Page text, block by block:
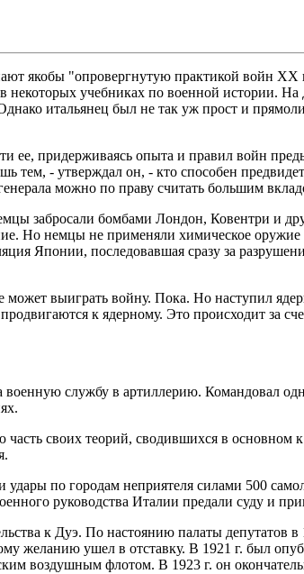
якобы "опровергнутую практикой войн ХХ
учебниках по военной истории.
итальянец был не так уж прост и
ее, придерживаясь опыта и правил войн
тем, - утверждал он, - кто способен
можно по праву считать большим
забросали бомбами Лондон, Ковентри и
Но немцы не применяли химическое оружие
Японии, последовавшая сразу за
выиграть войну. Пока. Но наступил
к ядерному. Это происходит за
службу в артиллерию. Командовал
своих теорий, сводившихся в основном к
по городам неприятеля силами 500
руководства Италии предали суду и
к Дуэ. По настоянию палаты депутатов в
желанию ушел в отставку. В 1921 г. был
воздушным флотом. В 1923 г. он